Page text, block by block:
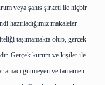
veya şahıs şirketi ile hiçbir
hazırladığımız makaleler
taşımamakta olup, gerçek
Gerçek kurum ve kişiler ile
gütmeyen ve tamamen